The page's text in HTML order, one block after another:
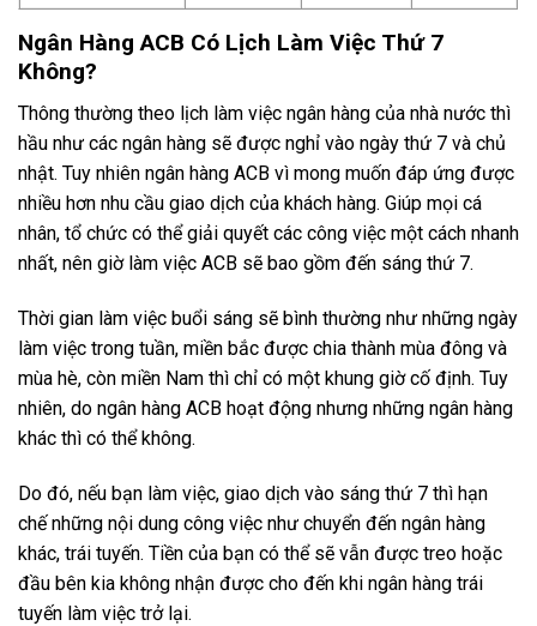
Ngân Hàng ACB Có Lịch Làm Việc Thứ 7
Không?
Thông thường theo lịch làm việc ngân hàng của nhà nước thì
hầu như các ngân hàng sẽ được nghỉ vào ngày thứ 7 và chủ
nhật. Tuy nhiên ngân hàng ACB vì mong muốn đáp ứng được
nhiều hơn nhu cầu giao dịch của khách hàng. Giúp mọi cá
nhân, tổ chức có thể giải quyết các công việc một cách nhanh
nhất, nên giờ làm việc ACB sẽ bao gồm đến sáng thứ 7.
Thời gian làm việc buổi sáng sẽ bình thường như những ngày
làm việc trong tuần, miền bắc được chia thành mùa đông và
mùa hè, còn miền Nam thì chỉ có một khung giờ cố định. Tuy
nhiên, do ngân hàng ACB hoạt động nhưng những ngân hàng
khác thì có thể không.
Do đó, nếu bạn làm việc, giao dịch vào sáng thứ 7 thì hạn
chế những nội dung công việc như chuyển đến ngân hàng
khác, trái tuyến. Tiền của bạn có thể sẽ vẫn được treo hoặc
đầu bên kia không nhận được cho đến khi ngân hàng trái
tuyến làm việc trở lại.